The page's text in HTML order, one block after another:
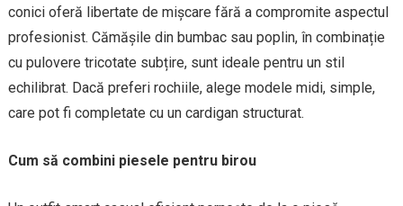
conici oferă libertate de mișcare fără a compromite aspectul
profesionist. Cămășile din bumbac sau poplin, în combinație
cu pulovere tricotate subțire, sunt ideale pentru un stil
echilibrat. Dacă preferi rochiile, alege modele midi, simple,
care pot fi completate cu un cardigan structurat.
Cum să combini piesele pentru birou